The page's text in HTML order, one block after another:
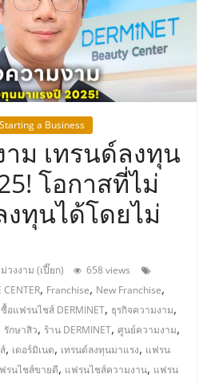
Starting a Business
ม เทรนด์ลงทุน
โอกาสที่ไม่
ทุนได้โดยไม่
งงาม (เปี๊ยก)
658 views
CENTER, Franchise, New Franchise,
ซื้อแฟรนไชส์ DERMINET, ธุรกิจความงาม,
รักษาสิว, ร้าน DERMINET,ศูนย์ความงาม,
, เดอร์มิเนต, เทรนด์ลงทุนมาแรง, แฟรน
รนไชส์ขายดี, แฟรนไชส์ความงาน, แฟรน